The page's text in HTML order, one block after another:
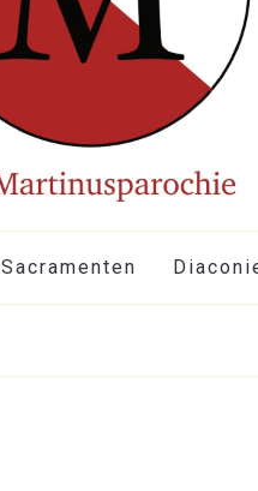
Sacramenten